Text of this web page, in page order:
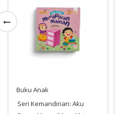
Buku Anak
Seri Kemandirian: Aku